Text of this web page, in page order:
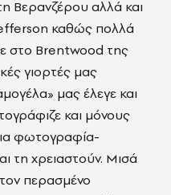
Βερανζέρου αλλά και
καθώς πολλά
στο Brentwood της
γιορτές μας
μας έλεγε και
και μόνους
φωτογραφία-
τη χρειαστούν. Μισά
περασμένο